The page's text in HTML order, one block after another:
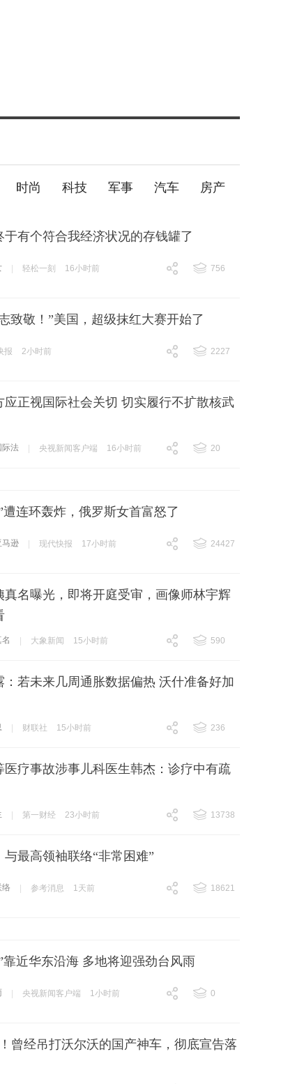
时尚 科技 军事 汽车 房产
于有个符合我经济状况的存钱罐了
轻松一刻 16小时前
756
致敬！”美国，超级抹红大赛开始了
报 2小时前
2227
应正视国际社会关切 切实履行不扩散核武
际法 央视新闻客户端 16小时前
20
遭连环轰炸，俄罗斯女首富怒了
马逊 现代快报 17小时前
24427
真名曝光，即将开庭受审，画像师林宇辉
大象新闻 15小时前
590
：若未来几周通胀数据偏热 沃什准备好加
财联社 15小时前
236
医疗事故涉事儿科医生韩杰：诊疗中有疏
第一财经 23小时前
13738
最高领袖联络“非常困难”
络 参考消息 1天前
18621
靠近华东沿海 多地将迎强劲台风雨
央视新闻客户端 1小时前
0
曾经吊打沃尔沃的国产神车，彻底宣告落